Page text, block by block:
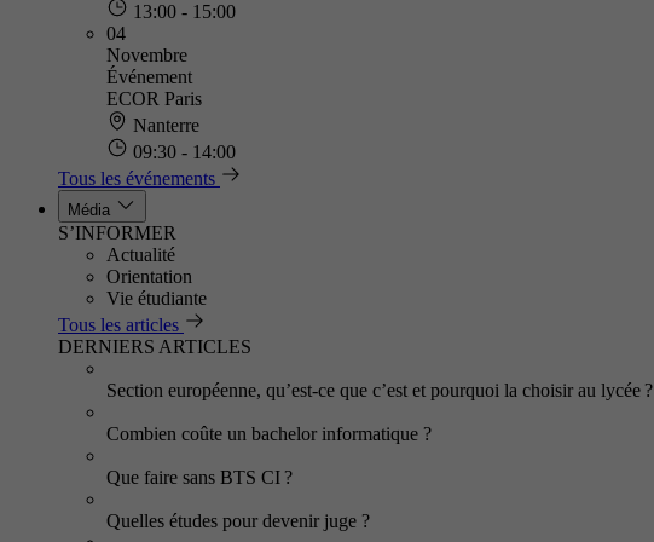
13:00 - 15:00
04
Novembre
Événement
ECOR Paris
Nanterre
09:30 - 14:00
Tous les événements
Média
S’INFORMER
Actualité
Orientation
Vie étudiante
Tous les articles
DERNIERS ARTICLES
Section européenne, qu’est-ce que c’est et pourquoi la choisir au lycée ?
Combien coûte un bachelor informatique ?
Que faire sans BTS CI ?
Quelles études pour devenir juge ?